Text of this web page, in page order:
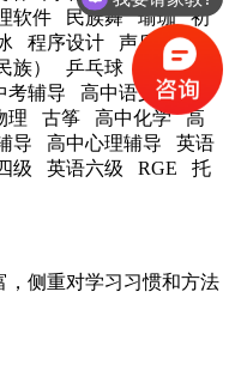
软件 民族舞 瑜珈 初
程序设计 声乐（美
族） 乒乓球 微软证
辅导 高中语文 高中
理 古筝 高中化学 高
导 高中心理辅导 英语
级 英语六级 RGE 托
，侧重对学习习惯和方法